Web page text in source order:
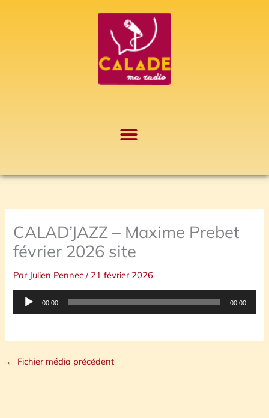
CALAD’JAZZ – Maxime Prebet
février 2026 site
Par Julien Pennec/ 21 février 2026
Lecteur
00:00 00:00
← Fichier média précédent